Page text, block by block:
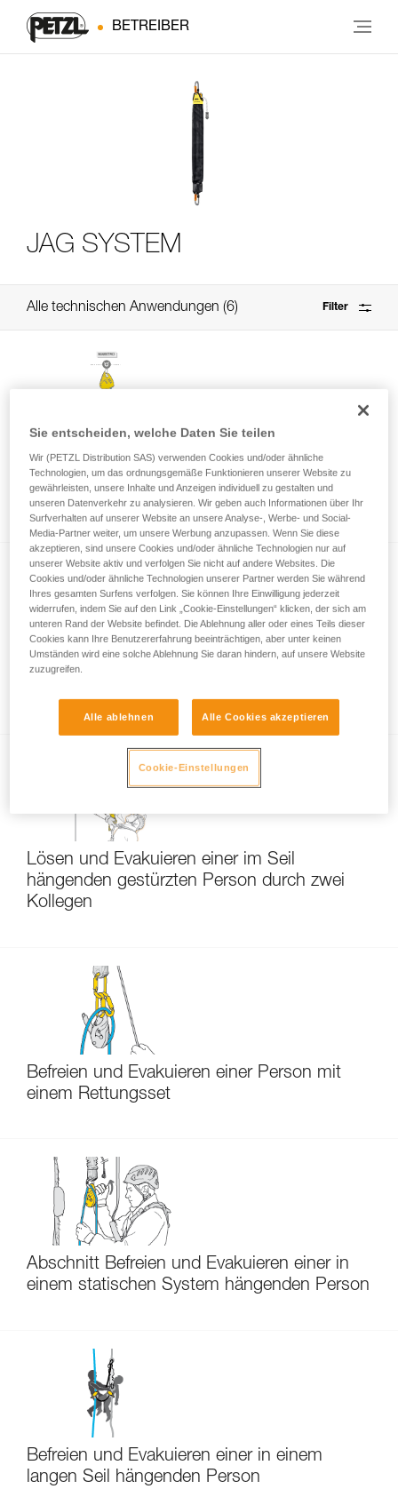
BETREIBER
JAG SYSTEM
Alle technischen Anwendungen 6 Filter
Effizienztests und Wirkungsgrad von
Flaschenzügen mit MAESTRO, I’D S, PRO
TRAXION, ROLLCLIP usw.
Rettung einer in einem ABSORBICA-
Lösen und Evakuieren einer im Seil
hängenden gestürzten Person durch zwei
Kollegen
Befreien und Evakuieren einer Person mit
einem Rettungsset
Abschnitt Befreien und Evakuieren einer in
einem statischen System hängenden Person
Befreien und Evakuieren einer in einem
langen Seil hängenden Person
Sie entscheiden, welche Daten Sie teilen
Wir (PETZL Distribution SAS) verwenden Cookies und/oder ähnliche
Technologien, um das ordnungsgemäße Funktionieren unserer Website zu
gewährleisten, unsere Inhalte und Anzeigen individuell zu gestalten und
unseren Datenverkehr zu analysieren. Wir geben auch Informationen über Ihr
Surfverhalten auf unserer Website an unsere Analyse-, Werbe- und Social-
Media-Partner weiter, um unsere Werbung anzupassen. Wenn Sie diese
akzeptieren, sind unsere Cookies und/oder ähnliche Technologien nur auf
unserer Website aktiv und verfolgen Sie nicht auf andere Websites. Die
Cookies und/oder ähnliche Technologien unserer Partner werden Sie während
Ihres gesamten Surfens verfolgen. Sie können Ihre Einwilligung jederzeit
widerrufen, indem Sie auf den Link „Cookie-Einstellungen“ klicken, der sich am
unteren Rand der Website befindet. Die Ablehnung aller oder eines Teils dieser
Cookies kann Ihre Benutzererfahrung beeinträchtigen, aber unter keinen
Umständen wird eine solche Ablehnung Sie daran hindern, auf unsere Website
zuzugreifen.
Alle ablehnen Alle Cookies akzeptieren
Cookie-Einstellungen